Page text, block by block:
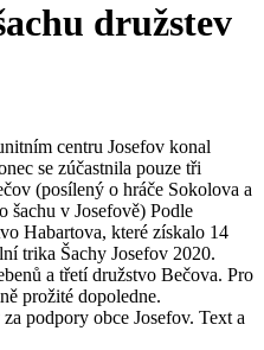
družstev
centru Josefov konal
se zúčastnila pouze tři
(posílený o hráče Sokolova a
šachu v Josefově) Podle
Habartova, které získalo 14
trika Šachy Josefov 2020.
a třetí družstvo Bečova. Pro
prožité dopoledne.
podpory obce Josefov. Text a